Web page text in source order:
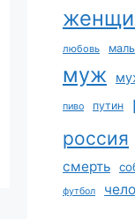
любовь
муж
пиво путин
россия
смерть
футбол